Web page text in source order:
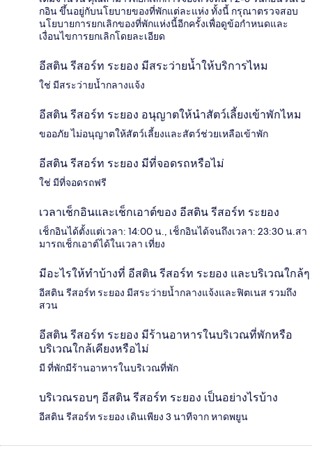
กอิน ขึ้นอยู่กับนโยบายของที่พักแต่ละแห่ง ทั้งนี้ กรุณาตรวจสอบ
นโยบายการยกเลิกของที่พักแห่งนี้อีกครั้งเพื่อดูข้อกำหนดและ
เงื่อนไขการยกเลิกโดยละเอียด
อีสติน รีสอร์ท ระยอง มีสระว่ายน้ำให้บริการไหม
ใช่ มีสระว่ายน้ำกลางแจ้ง
อีสติน รีสอร์ท ระยอง อนุญาตให้นำสัตว์เลี้ยงเข้าพักไหม
ขออภัย ไม่อนุญาตให้สัตว์เลี้ยงและสัตว์ช่วยเหลือเข้าพัก
อีสติน รีสอร์ท ระยอง มีที่จอดรถหรือไม่
ใช่ มีที่จอดรถฟรี
เวลาเช็กอินและเช็กเอาต์ของ อีสติน รีสอร์ท ระยอง
เช็กอินได้ตั้งแต่เวลา: 14:00 น., เช็กอินได้จนถึงเวลา: 23:30 น.สา
มารถเช็กเอาต์ได้ในเวลา เที่ยง
มีอะไรให้ทำบ้างที่ อีสติน รีสอร์ท ระยอง และบริเวณใกล้ๆ
อีสติน รีสอร์ท ระยอง มีสระว่ายน้ำกลางแจ้งและฟิตเนส รวมถึง
สวน
อีสติน รีสอร์ท ระยอง มีร้านอาหารในบริเวณที่พักหรือ
บริเวณใกล้เคียงหรือไม่
มี ที่พักมีร้านอาหารในบริเวณที่พัก
บริเวณรอบๆ อีสติน รีสอร์ท ระยอง เป็นอย่างไรบ้าง
อีสติน รีสอร์ท ระยอง เดินเพียง 3 นาทีจาก หาดพยูน